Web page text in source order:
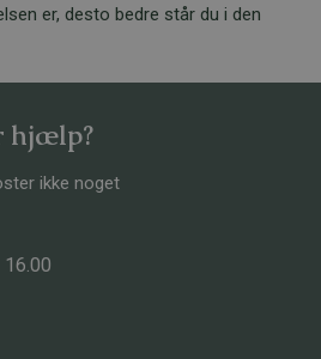
er, desto bedre står du i den
hjælp?
ikke noget